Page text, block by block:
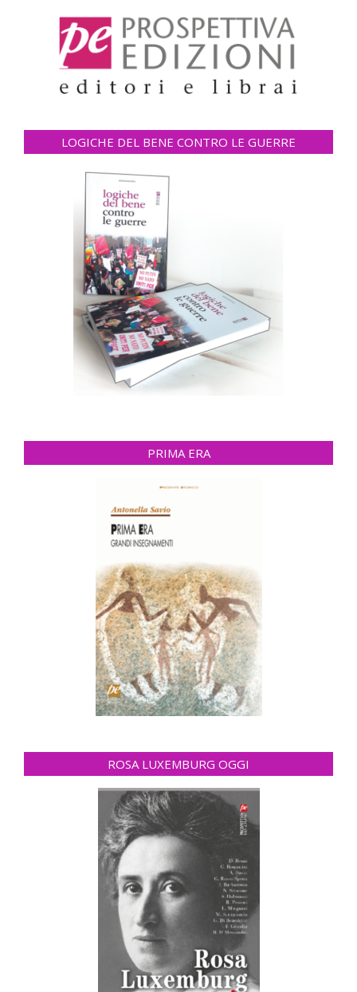
LOGICHE DEL BENE CONTRO LE GUERRE
PRIMA ERA
ROSA LUXEMBURG OGGI